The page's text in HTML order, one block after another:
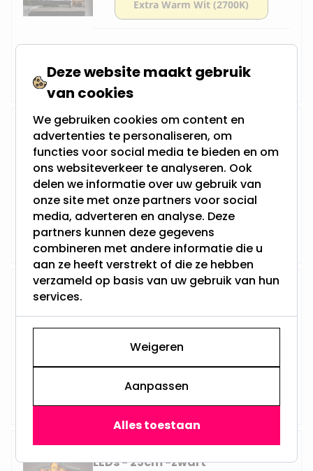
Op voorraad,
Maandag verzonden
59,95
Kerstman in Arreslee verlicht -
48cm
Niet op voorraad
Decoratieve kerstlamp zwart -
Niet op voorraad
Decoratieve kerstlamp Ster - 40
LEDs - 25cm -zwart
Deze website maakt gebruik
van cookies
We gebruiken cookies om content en
advertenties te personaliseren, om
functies voor social media te bieden en om
ons websiteverkeer te analyseren. Ook
delen we informatie over uw gebruik van
onze site met onze partners voor social
media, adverteren en analyse. Deze
partners kunnen deze gegevens
combineren met andere informatie die u
aan ze heeft verstrekt of die ze hebben
verzameld op basis van uw gebruik van hun
services.
Weigeren
Aanpassen
Alles toestaan